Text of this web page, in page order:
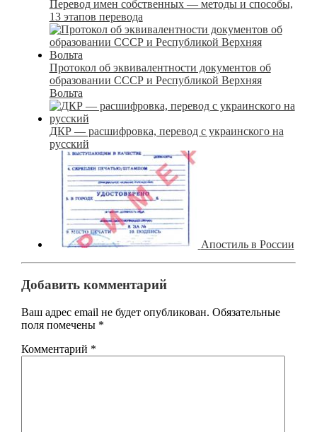
Перевод имен собственных — методы и способы,
13 этапов перевода
Протокол об эквивалентности документов об
образовании СССР и Республикой Верхняя
Вольта
ДКР — расшифровка, перевод с украинского на
русский
Апостиль в России
Добавить комментарий
Ваш адрес email не будет опубликован. Обязательные
поля помечены *
Комментарий *